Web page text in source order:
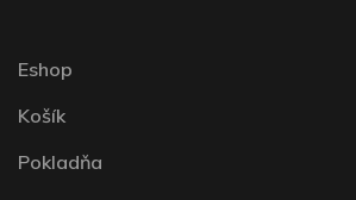
Eshop
Košík
Pokladňa